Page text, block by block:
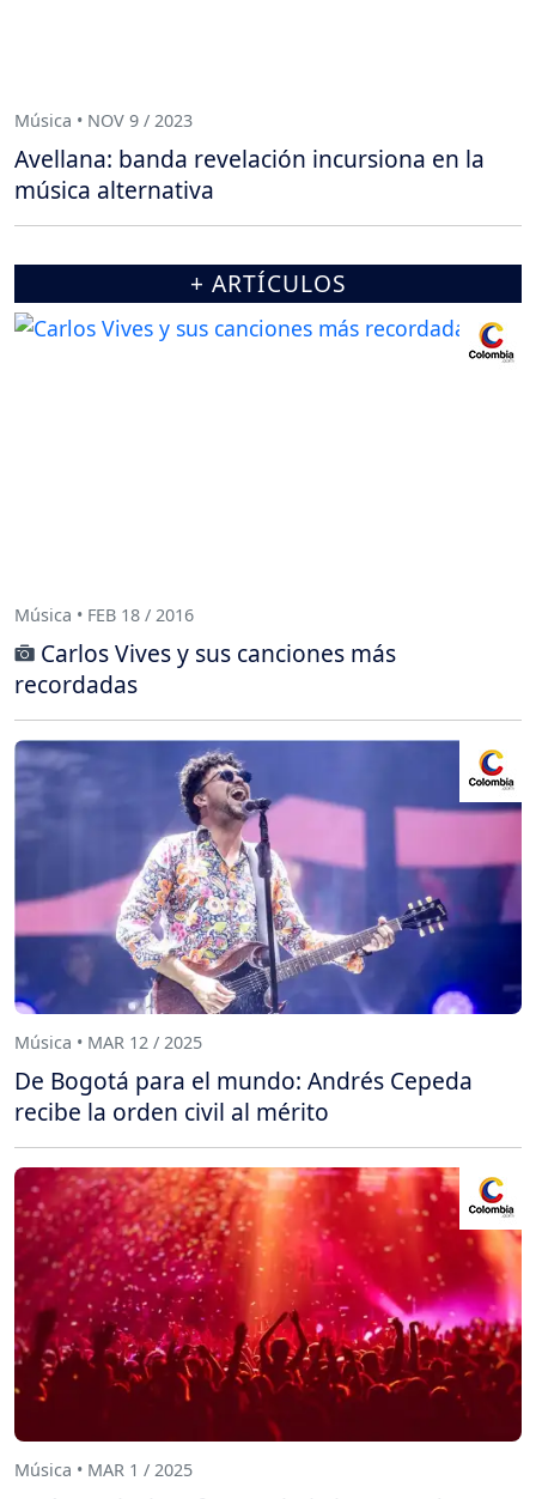
Música • NOV 9 / 2023
Avellana: banda revelación incursiona en la
música alternativa
+ ARTÍCULOS
Música • FEB 18 / 2016
Carlos Vives y sus canciones más
recordadas
Música • MAR 12 / 2025
De Bogotá para el mundo: Andrés Cepeda
recibe la orden civil al mérito
Música • MAR 1 / 2025